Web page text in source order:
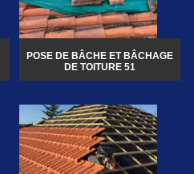
POSE DE BÂCHE ET BÂCHAGE
DE TOITURE 51